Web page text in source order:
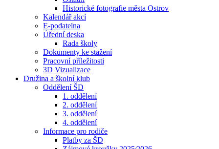
Historické fotografie města Ostrov
Kalendář akcí
E-podatelna
Úřední deska
Rada školy
Dokumenty ke stažení
Pracovní příležitosti
3D Vizualizace
Družina a školní klub
Oddělení ŠD
1. oddělení
2. oddělení
3. oddělení
4. oddělení
Informace pro rodiče
Platby za ŠD